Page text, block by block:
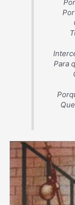
Para